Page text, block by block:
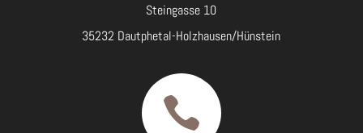
Steingasse 10
35232 Dautphetal-Holzhausen/Hünstein
